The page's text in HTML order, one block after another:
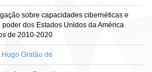
sobre capacidades cibernéticas e
dos Estados Unidos da América
de 2010-2020
Hugo Gratão de